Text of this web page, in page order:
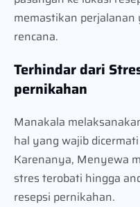
memastikan
rencana.
Terhindar dari
pernikahan
Manakala
hal yang wajib
Karenanya, Menyewa
stres terobati hingga
resepsi pernikahan.